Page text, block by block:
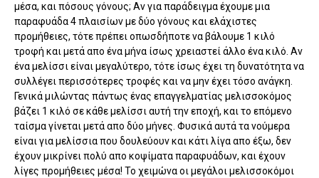
μέσα, και πόσους γόνους; Αν για παράδειγμα έχουμε μια
παραφυάδα 4 πλαισίων με δύο γόνους και ελάχιστες
προμήθειες, τότε πρέπει οπωσδήποτε να βάλουμε 1 κιλό
τροφή και μετά απο ένα μήνα ίσως χρειαστεί άλλο ένα κιλό. Αν
ένα μελίσσι είναι μεγαλύτερο, τότε ίσως έχει τη δυνατότητα να
συλλέγει περισσότερες τροφές και να μην έχει τόσο ανάγκη.
Γενικά μιλώντας πάντως ένας επαγγελματίας μελισσοκόμος
βάζει 1 κιλό σε κάθε μελίσσι αυτή την εποχή, και το επόμενο
ταίσμα γίνεται μετά απο δύο μήνες. Φυσικά αυτά τα νούμερα
είναι για μελίσσια που δουλεύουν και κάτι λίγα απο έξω, δεν
έχουν μικρίνει πολύ απο κοψίματα παραφυάδων, και έχουν
λίγες προμήθειες μέσα! Το χειμώνα οι μεγάλοι μελισσοκόμοι